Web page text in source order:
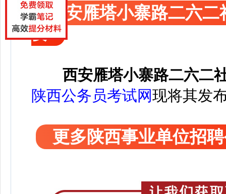
西安雁塔小寨路二六
要
西安雁塔小寨路二六二
陕西公务员考试网现将其发
更多陕西事业单位招